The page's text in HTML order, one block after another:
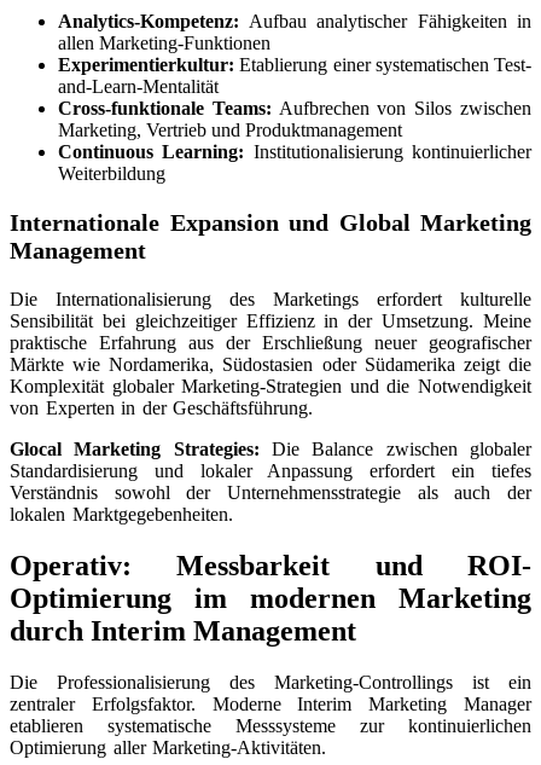
Analytics-Kompetenz: Aufbau analytischer Fähigkeiten in
allen Marketing-Funktionen
Experimentierkultur: Etablierung einer systematischen Test-
and-Learn-Mentalität
Cross-funktionale Teams: Aufbrechen von Silos zwischen
Marketing, Vertrieb und Produktmanagement
Continuous Learning: Institutionalisierung kontinuierlicher
Weiterbildung
Internationale Expansion und Global Marketing
Management
Die Internationalisierung des Marketings erfordert kulturelle
Sensibilität bei gleichzeitiger Effizienz in der Umsetzung. Meine
praktische Erfahrung aus der Erschließung neuer geografischer
Märkte wie Nordamerika, Südostasien oder Südamerika zeigt die
Komplexität globaler Marketing-Strategien und die Notwendigkeit
von Experten in der Geschäftsführung.
Glocal Marketing Strategies: Die Balance zwischen globaler
Standardisierung und lokaler Anpassung erfordert ein tiefes
Verständnis sowohl der Unternehmensstrategie als auch der
lokalen Marktgegebenheiten.
Operativ: Messbarkeit und ROI-
Optimierung im modernen Marketing
durch Interim Management
Die Professionalisierung des Marketing-Controllings ist ein
zentraler Erfolgsfaktor. Moderne Interim Marketing Manager
etablieren systematische Messsysteme zur kontinuierlichen
Optimierung aller Marketing-Aktivitäten.